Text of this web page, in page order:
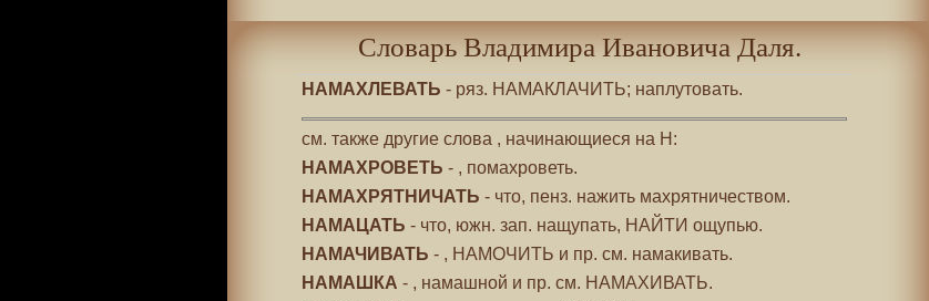
Словарь Владимира Ивановича Даля.
НАМАХЛЕВАТЬ - ряз. НАМАКЛАЧИТЬ; наплутовать.
см. также другие слова , начинающиеся на Н:
НАМАХРОВЕТЬ - , помахроветь.
НАМАХРЯТНИЧАТЬ - что, пенз. нажить махрятничеством.
НАМАЦАТЬ - что, южн. зап. нащупать, НАЙТИ ощупью.
НАМАЧИВАТЬ - , НАМОЧИТЬ и пр. см. намакивать.
НАМАШКА - , намашной и пр. см. НАМАХИВАТЬ.